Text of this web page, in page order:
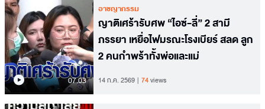
07.03
อาชญากรรม
ญาติเศร้ารับศพ “ไอซ์-ลี่” 2 สามี
ภรรยา เหยื่อไฟมรณะโรงเบียร์ สลด ลูก
2 คนกำพร้าทั้งพ่อและแม่
14 ก.ค. 2569 74views